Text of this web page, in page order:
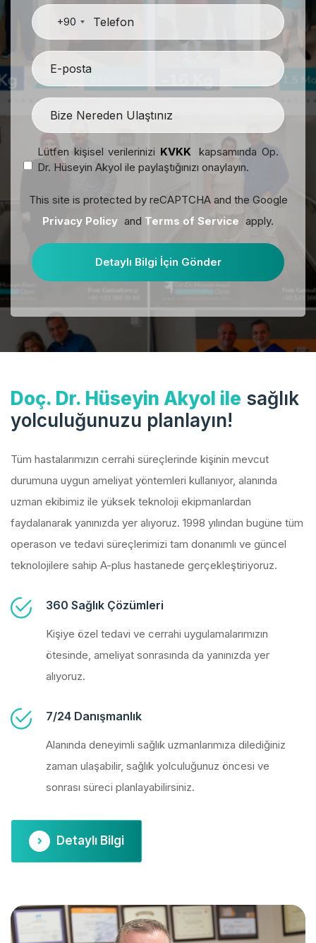
+90
Lütfen kişisel verilerinizi KVKK kapsamında Op.
Dr. Hüseyin Akyol ile paylaştığınızı onaylayın.
This site is protected by reCAPTCHA and the Google
Privacy Policy and Terms of Service apply.
Detaylı Bilgi İçin Gönder
Doç. Dr. Hüseyin Akyol ile sağlık
yolculuğunuzu planlayın!
Tüm hastalarımızın cerrahi süreçlerinde kişinin mevcut
durumuna uygun ameliyat yöntemleri kullanıyor, alanında
uzman ekibimiz ile yüksek teknoloji ekipmanlardan
faydalanarak yanınızda yer alıyoruz. 1998 yılından bugüne tüm
operason ve tedavi süreçlerimizi tam donanımlı ve güncel
teknolojilere sahip A-plus hastanede gerçekleştiriyoruz.
360 Sağlık Çözümleri
Kişiye özel tedavi ve cerrahi uygulamalarımızın
ötesinde, ameliyat sonrasında da yanınızda yer
alıyoruz.
7/24 Danışmanlık
Alanında deneyimli sağlık uzmanlarımıza dilediğiniz
zaman ulaşabilir, sağlık yolculuğunuz öncesi ve
sonrası süreci planlayabilirsiniz.
Detaylı Bilgi